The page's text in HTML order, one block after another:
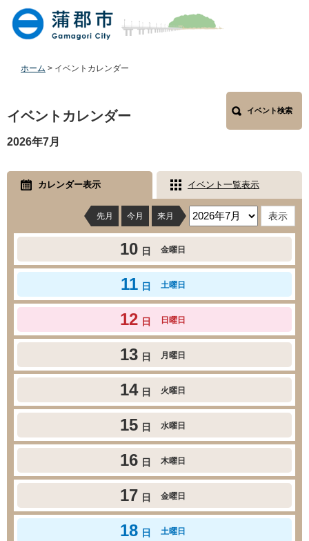
本
ホーム > イベントカレンダー
文
イベントカレンダー イベント検索
2026年7月
カレンダー表示 イベント一覧表示
先月 今月 来月
10 日 金曜日
11 日 土曜日
12 日 日曜日
13 日 月曜日
14 日 火曜日
15 日 水曜日
16 日 木曜日
17 日 金曜日
18 日 土曜日